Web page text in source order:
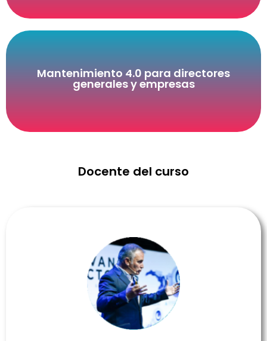
Mantenimiento 4.0 para directores
generales y empresas
Que busquen comprender cómo la digitalización
puede integrarse en el mantenimiento para potenciar
la eficiencia y el retorno de inversión.
Docente del curso